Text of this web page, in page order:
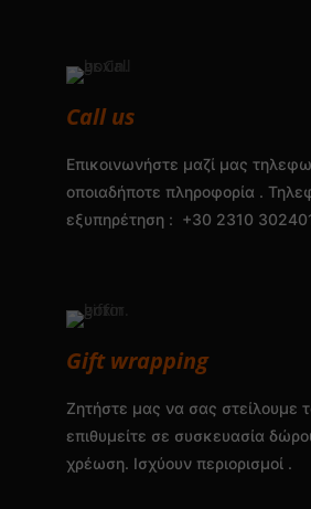
Call us
Επικοινωνήστε μαζί μας
οποιαδήποτε πληροφορία .
εξυπηρέτηση : +30 2310
Gift wrapping
Ζητήστε μας να σας στείλουμε
επιθυμείτε σε συσκευασία
χρέωση. Ισχύουν περιορισμοί .